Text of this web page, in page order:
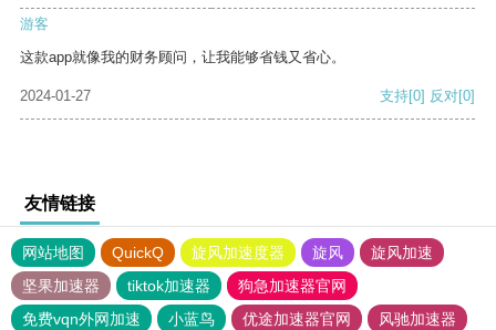
游客
这款app就像我的财务顾问，让我能够省钱又省心。
2024-01-27 支持[0] 反对[0]
友情链接
网站地图 QuickQ 旋风加速度器 旋风
旋风加速
坚果加速器
tiktok加速器
狗急加速器官网
免费vqn外网加速
小蓝鸟 优途加速器官网 风驰加速器